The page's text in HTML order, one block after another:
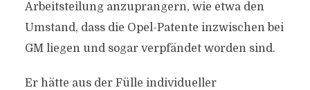
Arbeitsteilung anzuprangern, wie etwa den
Umstand, dass die Opel-Patente inzwischen bei
GM liegen und sogar verpfändet worden sind.
Er hätte aus der Fülle individueller